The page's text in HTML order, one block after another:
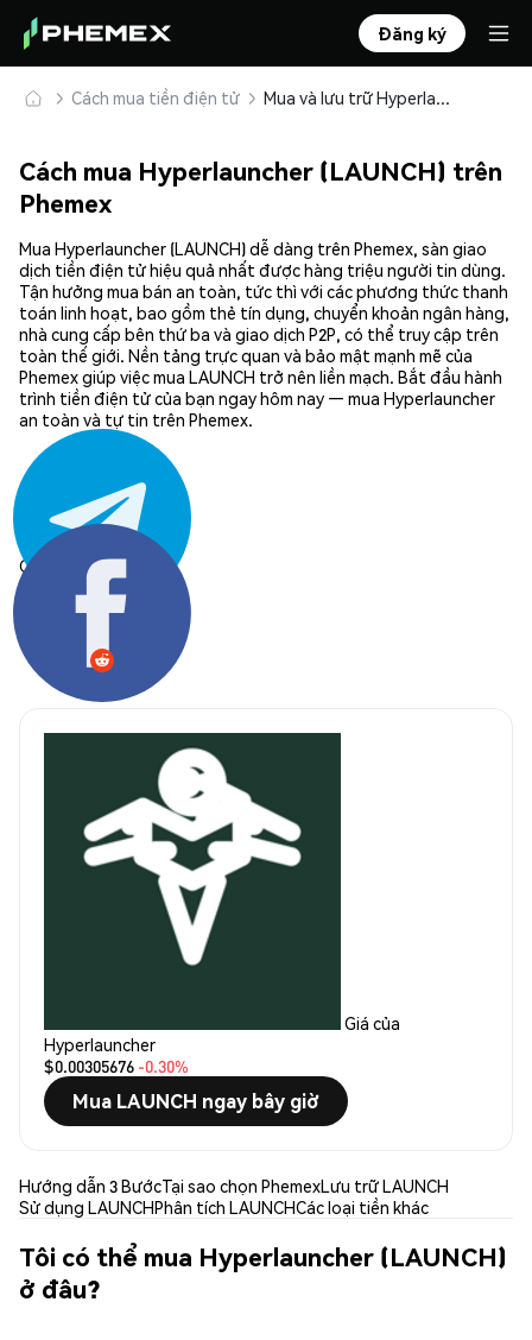
Đăng ký
Cách mua tiền điện tử Mua và lưu trữ Hyperlauncher (LAUNCH) an toàn
Cách mua Hyperlauncher (LAUNCH) trên
Phemex
Mua Hyperlauncher (LAUNCH) dễ dàng trên Phemex, sàn giao
dịch tiền điện tử hiệu quả nhất được hàng triệu người tin dùng.
Tận hưởng mua bán an toàn, tức thì với các phương thức thanh
toán linh hoạt, bao gồm thẻ tín dụng, chuyển khoản ngân hàng,
nhà cung cấp bên thứ ba và giao dịch P2P, có thể truy cập trên
toàn thế giới. Nền tảng trực quan và bảo mật mạnh mẽ của
Phemex giúp việc mua LAUNCH trở nên liền mạch. Bắt đầu hành
trình tiền điện tử của bạn ngay hôm nay — mua Hyperlauncher
an toàn và tự tin trên Phemex.
Chia sẻ:
Giá của
Hyperlauncher
$0.00305676 -0.30%
Mua LAUNCH ngay bây giờ
Hướng dẫn 3 BướcTại sao chọn PhemexLưu trữ LAUNCH
Sử dụng LAUNCHPhân tích LAUNCHCác loại tiền khác
Tôi có thể mua Hyperlauncher (LAUNCH)
ở đâu?